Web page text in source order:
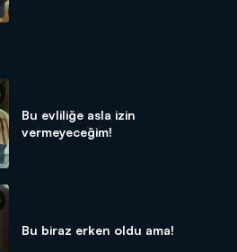
Bu evliliğe asla izin
vermeyeceğim!
Bu biraz erken oldu ama!